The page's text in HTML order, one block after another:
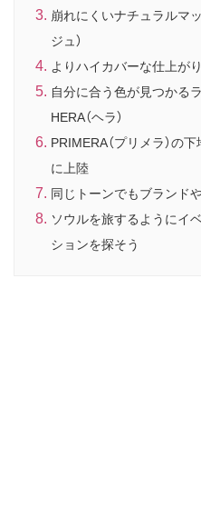
崩れにくいナチュラルマ
ジュ）
よりハイカバーな仕上が
自分に合う色が見つかる
HERA（ヘラ）
PRIMERA（プリメラ）の
に上陸
同じトーンでもブランド
ソウルを旅するようにイ
ションを探そう